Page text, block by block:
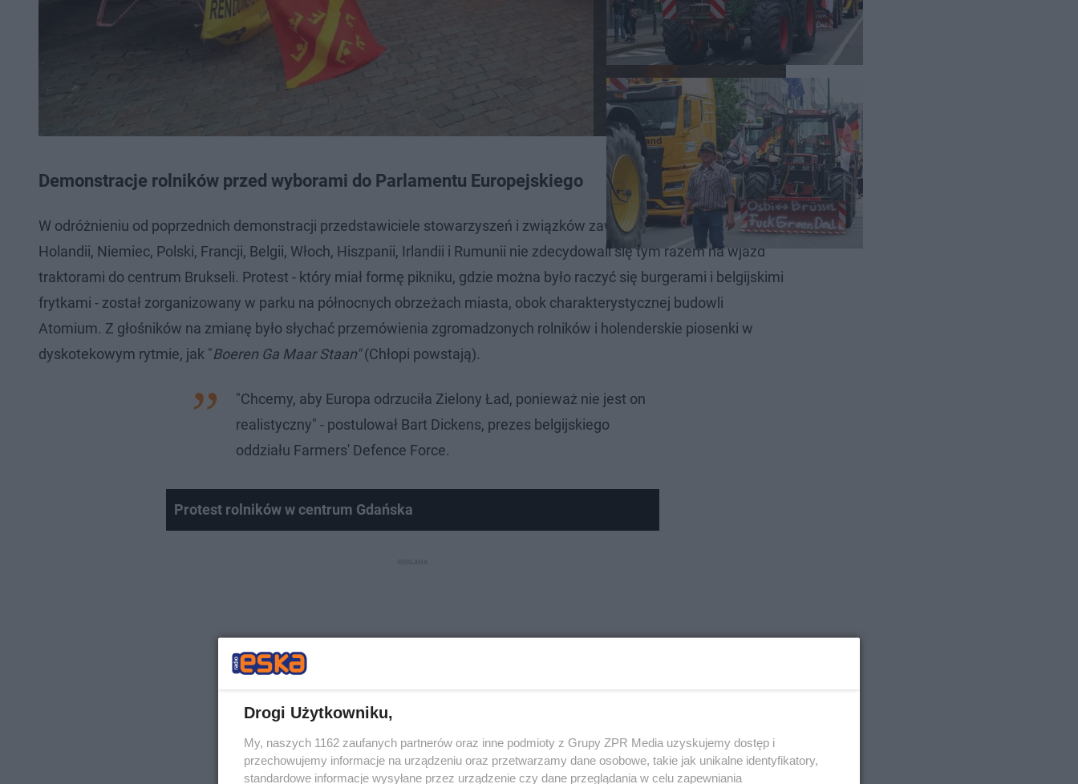
Demonstracje rolników przed wyborami do Parlamentu Europejskiego
W odróżnieniu od poprzednich demonstracji przedstawiciele stowarzyszeń i związków zawodowych rolników z
Holandii, Niemiec, Polski, Francji, Belgii, Włoch, Hiszpanii, Irlandii i Rumunii nie zdecydowali się tym razem na wjazd
traktorami do centrum Brukseli. Protest - który miał formę pikniku, gdzie można było raczyć się burgerami i belgijskimi
frytkami - został zorganizowany w parku na północnych obrzeżach miasta, obok charakterystycznej budowli
Atomium. Z głośników na zmianę było słychać przemówienia zgromadzonych rolników i holenderskie piosenki w
dyskotekowym rytmie, jak "Boeren Ga Maar Staan"(Chłopi powstają).
"Chcemy, aby Europa odrzuciła Zielony Ład, ponieważ nie jest on
realistyczny" - postulował Bart Dickens, prezes belgijskiego
oddziału Farmers' Defence Force.
Protest rolników w centrum Gdańska
Drogi Użytkowniku,
My, naszych 1162 zaufanych partnerów oraz inne podmioty z Grupy ZPR Media uzyskujemy dostęp i
przechowujemy informacje na urządzeniu oraz przetwarzamy dane osobowe, takie jak unikalne identyfikatory,
standardowe informacje wysyłane przez urządzenie czy dane przeglądania w celu zapewniania